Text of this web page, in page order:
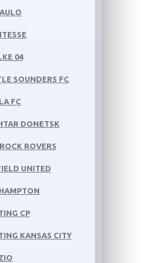
04
SOUNDERS FC
FC
DONETSK
ROVERS
UNITED
CP
KANSAS CITY